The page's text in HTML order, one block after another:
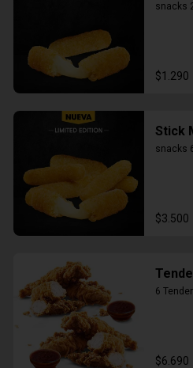
snacks
$1.290
Stick
snacks
$3.500
6
$6.690